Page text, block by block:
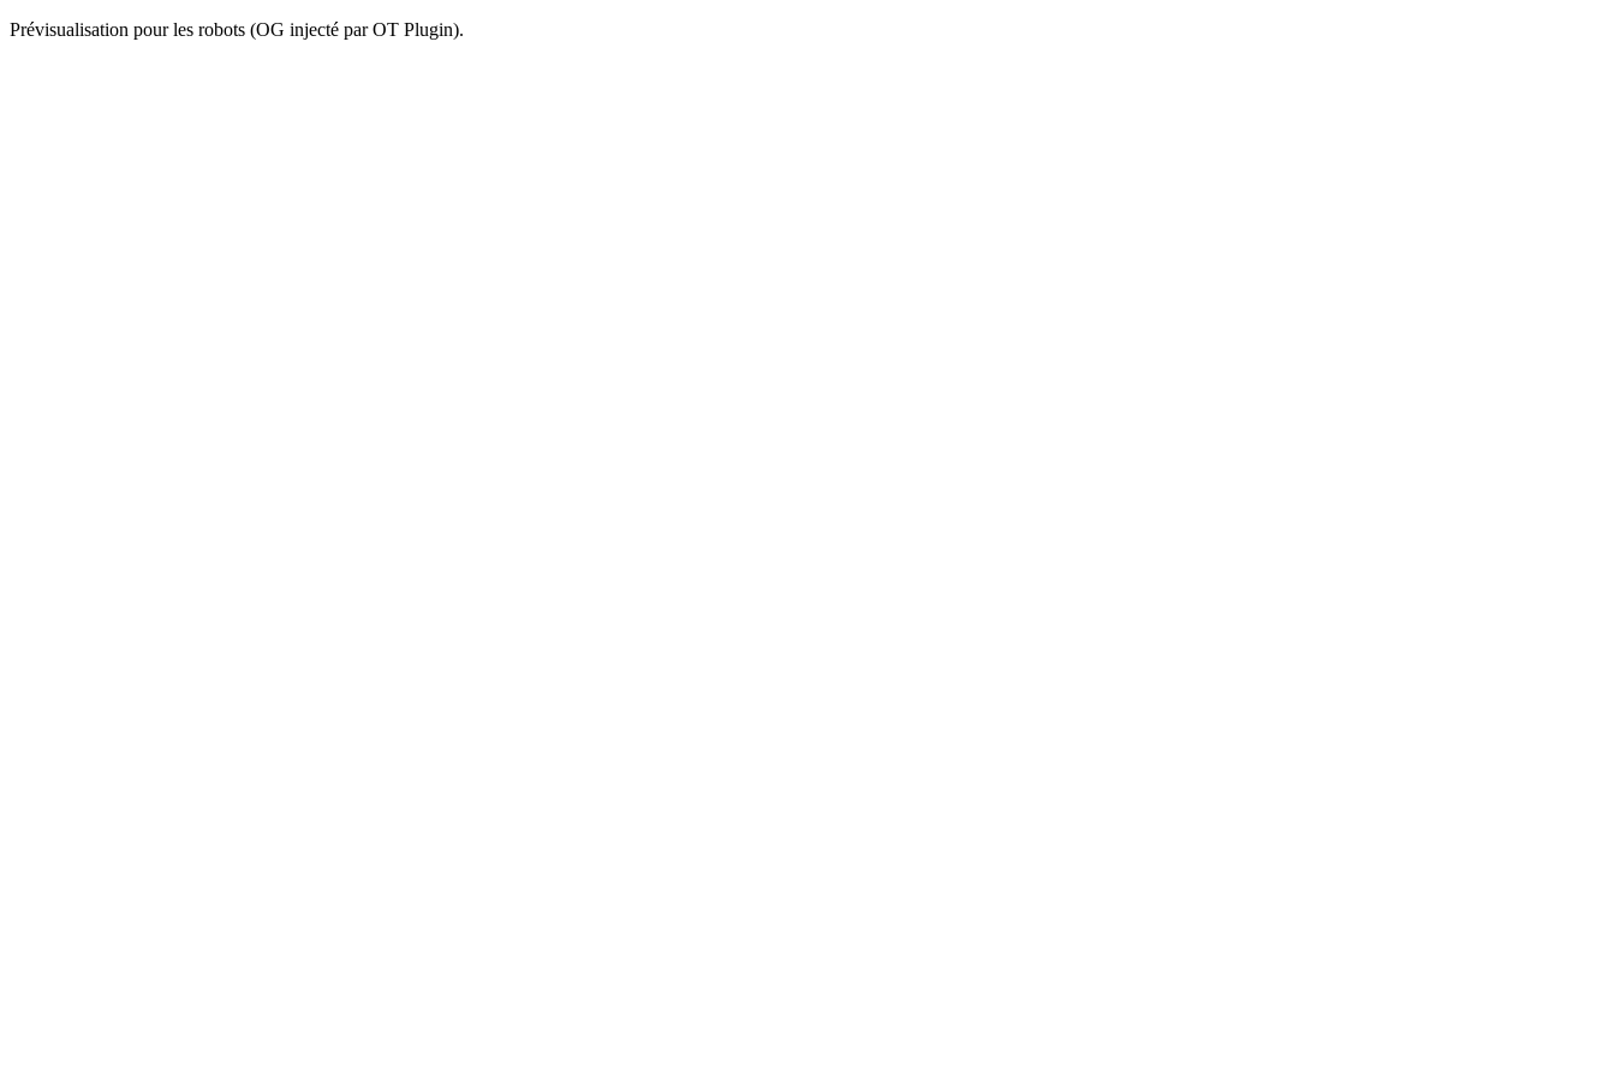
Prévisualisation pour les robots (OG injecté par OT Plugin).